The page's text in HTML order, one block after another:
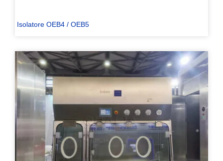
Isolatore OEB4 / OEB5